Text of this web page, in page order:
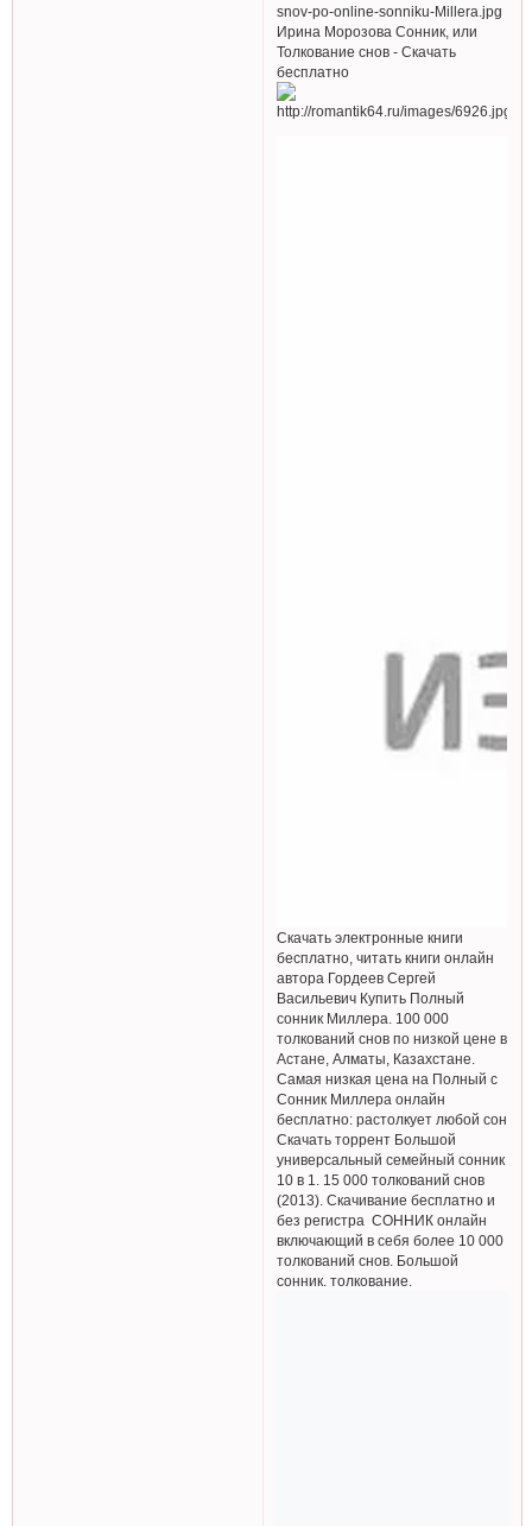
Ирина Морозова Сонник, или
Толкование снов - Скачать
бесплатно
Скачать электронные книги
бесплатно, читать книги онлайн
автора Гордеев Сергей
Васильевич Купить Полный
сонник Миллера. 100 000
толкований снов по низкой цене в
Астане, Алматы, Казахстане.
Самая низкая цена на Полный с
Сонник Миллера онлайн
бесплатно: растолкует любой сон
Скачать торрент Большой
универсальный семейный сонник
10 в 1. 15 000 толкований снов
(2013). Скачивание бесплатно и
без регистра СОННИК онлайн
включающий в себя более 10 000
толкований снов. Большой
сонник. толкование.